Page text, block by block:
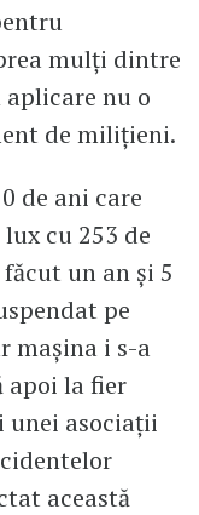
mulți dintre
nu o
de milițieni.
de ani care
cu 253 de
un an și 5
pe
mașina i s-a
apoi la fier
asociații
această